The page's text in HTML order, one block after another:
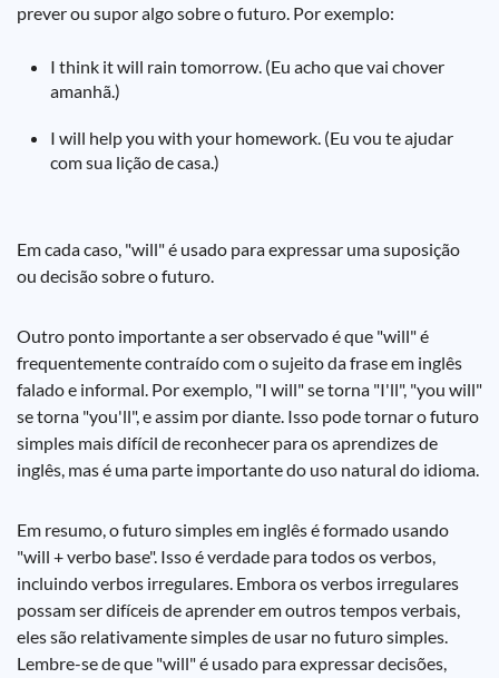
prever ou supor algo sobre o futuro. Por exemplo:
I think it will rain tomorrow. (Eu acho que vai chover
amanhã.)
I will help you with your homework. (Eu vou te ajudar
com sua lição de casa.)
Em cada caso, "will" é usado para expressar uma suposição
ou decisão sobre o futuro.
Outro ponto importante a ser observado é que "will" é
frequentemente contraído com o sujeito da frase em inglês
falado e informal. Por exemplo, "I will" se torna "I'll", "you will"
se torna "you'll", e assim por diante. Isso pode tornar o futuro
simples mais difícil de reconhecer para os aprendizes de
inglês, mas é uma parte importante do uso natural do idioma.
Em resumo, o futuro simples em inglês é formado usando
"will + verbo base". Isso é verdade para todos os verbos,
incluindo verbos irregulares. Embora os verbos irregulares
possam ser difíceis de aprender em outros tempos verbais,
eles são relativamente simples de usar no futuro simples.
Lembre-se de que "will" é usado para expressar decisões,